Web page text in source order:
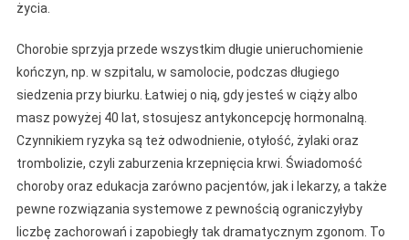
życia.
Chorobie sprzyja przede wszystkim długie unieruchomienie
kończyn, np. w szpitalu, w samolocie, podczas długiego
siedzenia przy biurku. Łatwiej o nią, gdy jesteś w ciąży albo
masz powyżej 40 lat, stosujesz antykoncepcję hormonalną.
Czynnikiem ryzyka są też odwodnienie, otyłość, żylaki oraz
trombolizie, czyli zaburzenia krzepnięcia krwi. Świadomość
choroby oraz edukacja zarówno pacjentów, jak i lekarzy, a także
pewne rozwiązania systemowe z pewnością ograniczyłyby
liczbę zachorowań i zapobiegły tak dramatycznym zgonom. To